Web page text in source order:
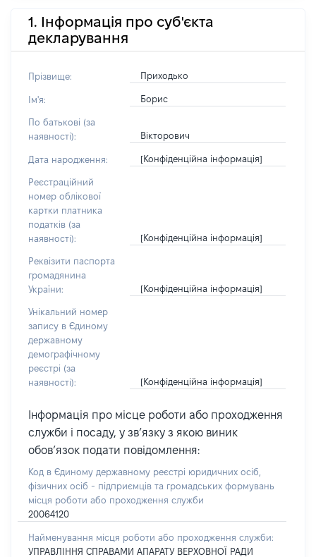
1. Інформація про суб'єкта
декларування
Прізвище: Приходько
Ім'я: Борис
По батькові (за
наявності):
Вікторович
Дата народження: [Конфіденційна інформація]
Реєстраційний
номер облікової
картки платника
податків (за
наявності):
[Конфіденційна інформація]
Реквізити паспорта
громадянина
України:
[Конфіденційна інформація]
Унікальний номер
запису в Єдиному
державному
демографічному
реєстрі (за
наявності):
[Конфіденційна інформація]
Інформація про місце роботи або проходження
служби і посаду, у зв’язку з якою виник
обов’язок подати повідомлення:
Код в Єдиному державному реєстрі юридичних осіб,
фізичних осіб - підприємців та громадських формувань
місця роботи або проходження служби
20064120
Найменування місця роботи або проходження служби:
УПРАВЛІННЯ СПРАВАМИ АПАРАТУ ВЕРХОВНОЇ РАДИ